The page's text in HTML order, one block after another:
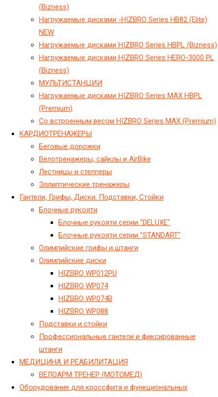
(Bizness)
Hагружаемые дисками -HIZBRO Series HB82 (Elite)
NEW
Hагружаемые дисками HIZBRO Series HBPL (Bizness)
Hагружаемые дисками HIZBRO Series HERO-3000 PL
(Bizness)
МУЛЬТИСТАНЦИИ
Нагружаемые дисками HIZBRO Series MAX HBPL
(Premium)
Со встроенным весом HIZBRO Series MAX (Premium)
KАРДИОТРЕНАЖЕРЫ
Беговые дорожки
Велотренажеры, сайклы и AirBike
Лестницы и степперы
Эллиптические тренажеры
Гантели, Грифы, Диски. Подставки, Стойки
Блочные рукояти
Блочные рукояти серии "DELUXE"
Блочные рукояти серии "STANDART"
Олимпийские грифы и штанги
Олимпийские диски
HIZBRO WP012PU
HIZBRO WP074
HIZBRO WP074B
HIZBRO WP088
Подставки и стойки
Профессиональные гантели и фиксированные
штанги
МЕДИЦИНА И РЕАБИЛИТАЦИЯ
ВЕЛОАРМ ТРЕНЕР (МОТОМЕД)
Оборудование для кроссфита и функциональных